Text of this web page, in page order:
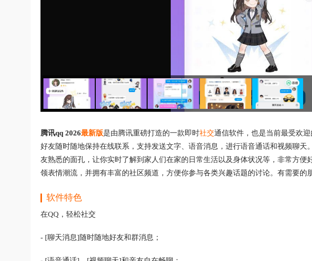
腾讯qq 2026最新版是由腾讯重磅打造的一款即时社交通信软件，也是当前最受欢
好友随时随地保持在线联系，支持发送文字、语音消息，进行语音通话和视频聊
友熟悉的面孔，让你实时了解到家人们在家的日常生活以及身体状况等，非常方便
领表情潮流，并拥有丰富的社区频道，方便你参与各类兴趣话题的讨论。有需要的
软件特色
在QQ，轻松社交
- [聊天消息]随时随地好友和群消息；